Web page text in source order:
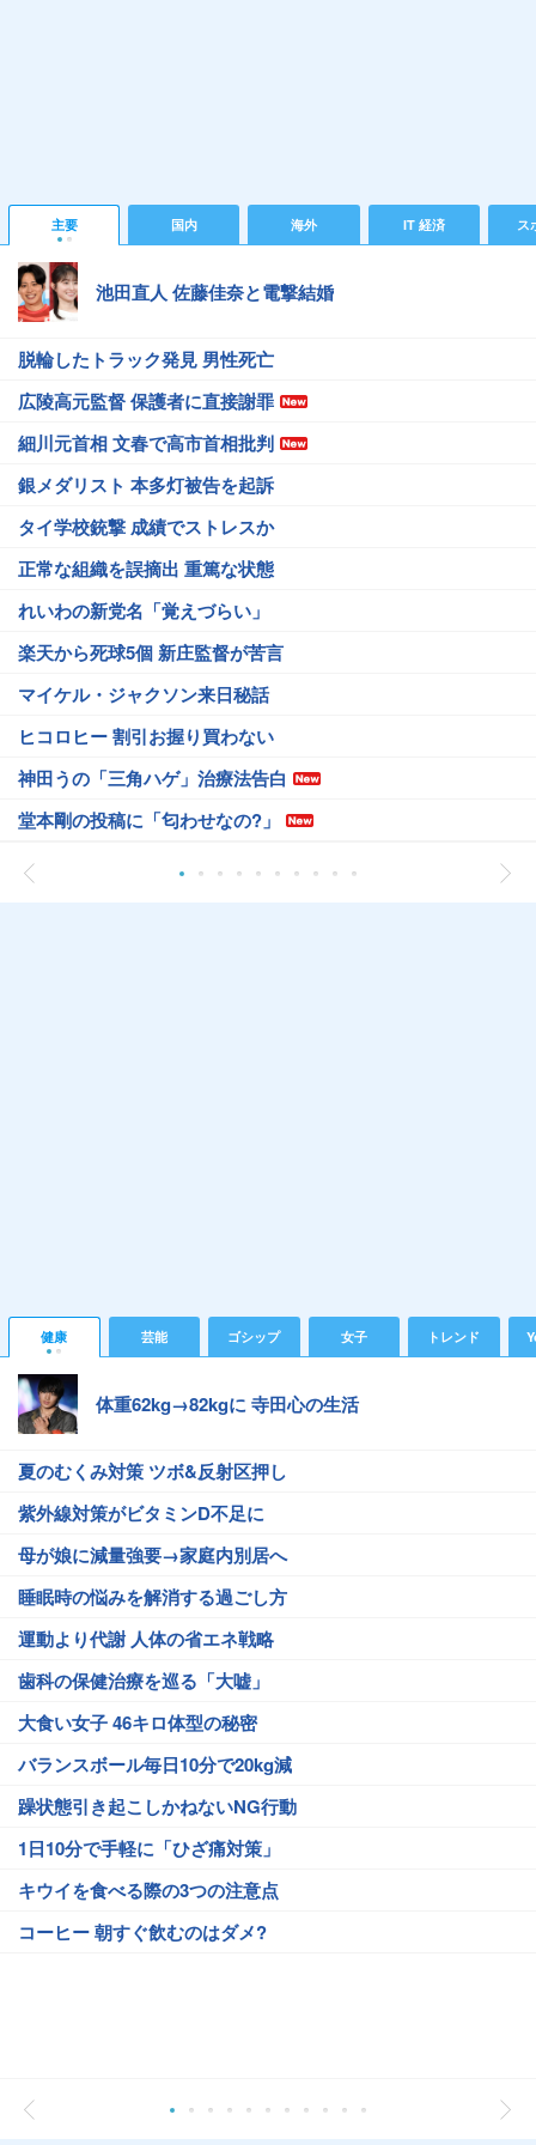
主要 国内 海外 IT 経済 ス
池田直人 佐藤佳奈と電撃結婚
脱輪したトラック発見 男性死亡
広陵高元監督 保護者に直接謝罪
細川元首相 文春で高市首相批判
銀メダリスト 本多灯被告を起訴
タイ学校銃撃 成績でストレスか
正常な組織を誤摘出 重篤な状態
れいわの新党名「覚えづらい」
楽天から死球5個 新庄監督が苦言
マイケル・ジャクソン来日秘話
ヒコロヒー 割引お握り買わない
神田うの「三角ハゲ」治療法告白
堂本剛の投稿に「匂わせなの?」
健康 芸能 ゴシップ 女子 トレンド
体重62kg→82kgに 寺田心の生活
夏のむくみ対策 ツボ&反射区押し
紫外線対策がビタミンD不足に
母が娘に減量強要→家庭内別居へ
睡眠時の悩みを解消する過ごし方
運動より代謝 人体の省エネ戦略
歯科の保健治療を巡る「大嘘」
大食い女子 46キロ体型の秘密
バランスボール毎日10分で20kg減
躁状態引き起こしかねないNG行動
1日10分で手軽に「ひざ痛対策」
キウイを食べる際の3つの注意点
コーヒー 朝すぐ飲むのはダメ?